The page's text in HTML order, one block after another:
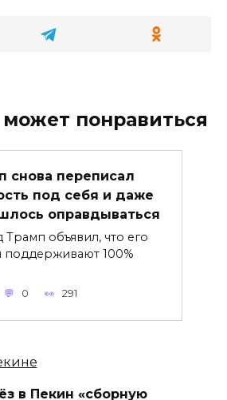
понравиться
снова переписал
под себя и даже
оправдываться
Трамп объявил, что его
поддерживают 100%
0 291
в Пекин «сборную